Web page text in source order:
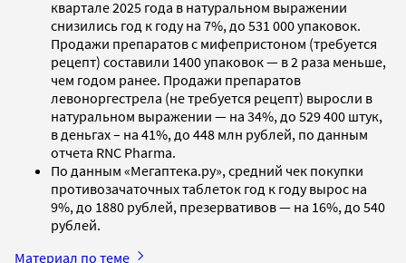
квартале 2025 года в натуральном выражении
снизились год к году на 7%, до 531 000 упаковок.
Продажи препаратов с мифепристоном (требуется
рецепт) составили 1400 упаковок — в 2 раза меньше,
чем годом ранее. Продажи препаратов
левоноргестрела (не требуется рецепт) выросли в
натуральном выражении — на 34%, до 529 400 штук,
в деньгах – на 41%, до 448 млн рублей, по данным
отчета RNC Pharma.
По данным «Мегаптека.ру», средний чек покупки
противозачаточных таблеток год к году вырос на
9%, до 1880 рублей, презервативов — на 16%, до 540
рублей.
Материал по теме